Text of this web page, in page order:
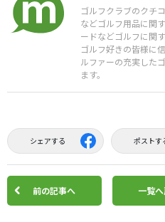
ゴルフクラブのクチ
などゴルフ用品に関
ードなどゴルフに関
ゴルフ好きの皆様に
ルファーの充実した
ます。
シェアする ポストす
前の記事へ 一覧